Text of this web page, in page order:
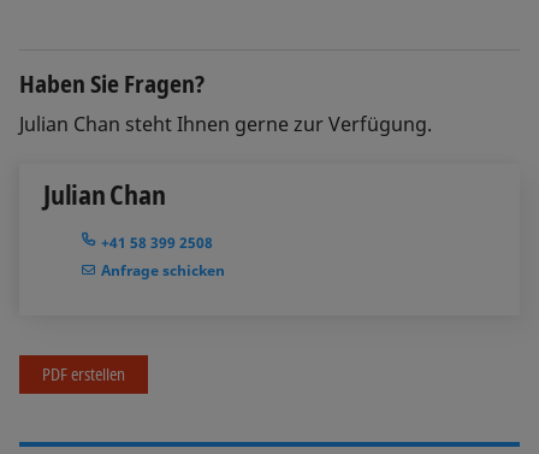
Haben Sie Fragen?
Julian Chan steht Ihnen gerne zur Verfügung.
Julian Chan
+41 58 399 2508
Anfrage schicken
PDF erstellen